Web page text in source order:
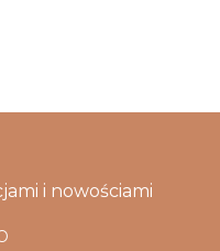
i nowościami